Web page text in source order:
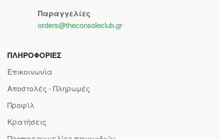
Παραγγελίες
orders@theconsoleclub.gr
ΠΛΗΡΟΦΟΡΙΕΣ
Επικοινωνία
Αποστολές - Πληρωμές
Προφίλ
Κρατήσεις